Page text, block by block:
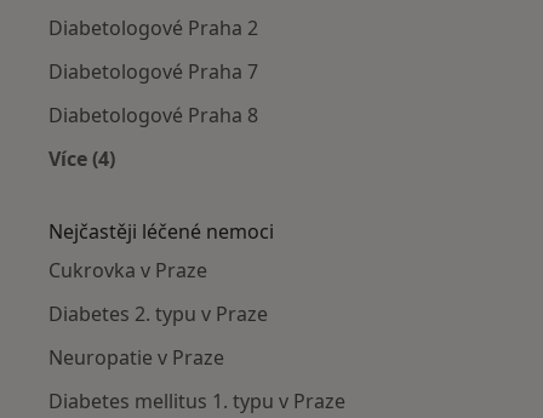
Diabetologové Praha 2
Diabetologové Praha 7
Diabetologové Praha 8
Více (4)
Nejčastěji léčené nemoci
Cukrovka v Praze
Diabetes 2. typu v Praze
Neuropatie v Praze
Diabetes mellitus 1. typu v Praze